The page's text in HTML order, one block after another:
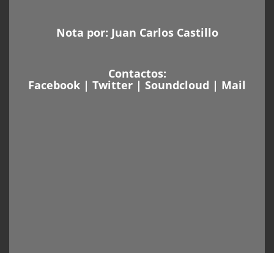
Nota por: Juan Carlos Castillo
Contactos:
Facebook | Twitter | Soundcloud | Mail